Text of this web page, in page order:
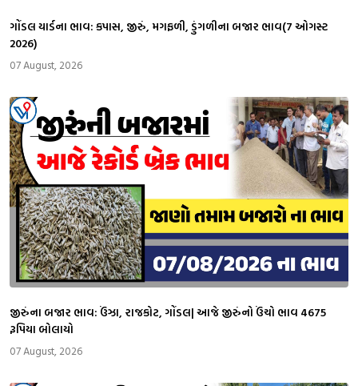
ગોંડલ યાર્ડના ભાવ: કપાસ, જીરું, મગફળી, ડુંગળીના બજાર ભાવ(7 ઓગસ્ટ
2026)
07 August, 2026
જીરુંના બજાર ભાવ: ઉંઝા, રાજકોટ, ગોંડલ| આજે જીરુંનો ઉંચો ભાવ 4675
રૂપિયા બોલાયો
07 August, 2026